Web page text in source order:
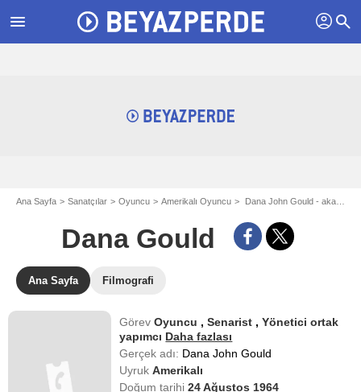
menu profil search
Ana Sayfa Sanatçılar Oyuncu Amerikalı Oyuncu Dana John Gould - aka Dana Gould
Dana Gould
Ana Sayfa Filmografi
GörevOyuncu ,Senarist ,Yönetici ortak
yapımcı Daha fazlası
Gerçek adı: Dana John Gould
UyrukAmerikalı
Doğum tarihi24 Ağustos 1964